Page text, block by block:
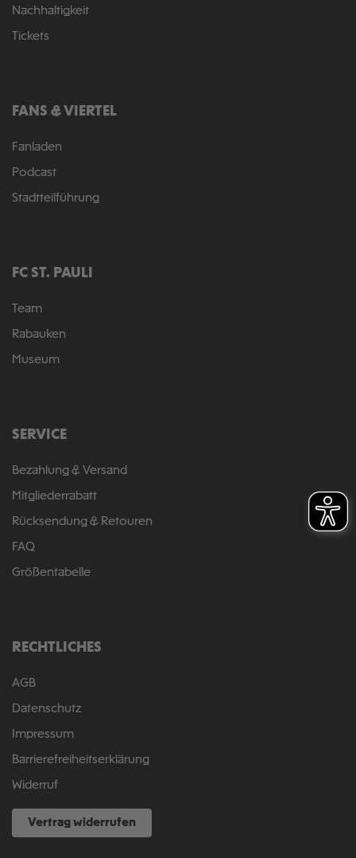
Nachhaltigkeit
Tickets
FANS & VIERTEL
Fanladen
Podcast
Stadtteilführung
FC ST. PAULI
Team
Rabauken
Museum
SERVICE
Bezahlung & Versand
Mitgliederrabatt
Rücksendung & Retouren
FAQ
Größentabelle
RECHTLICHES
AGB
Datenschutz
Impressum
Barrierefreiheitserklärung
Widerruf
Vertrag widerrufen